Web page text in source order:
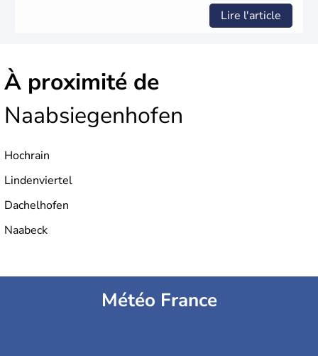
Lire l'article
À proximité de
Naabsiegenhofen
Hochrain
Lindenviertel
Dachelhofen
Naabeck
Météo France